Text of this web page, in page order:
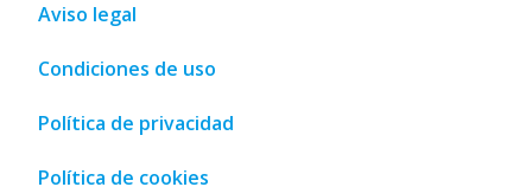
Aviso legal
Condiciones de uso
Política de privacidad
Política de cookies